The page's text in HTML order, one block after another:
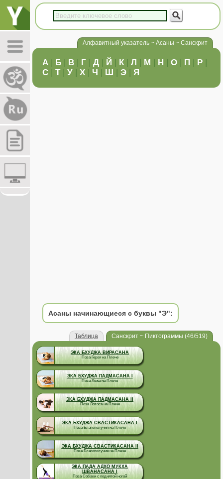
Алфавитный указатель ~ Асаны ~ Санскрит
А | Б | В | Г | Д | Й | К | Л | М | Н | О | П | Р |
С | Т| У | Х | Ч | Ш | Э | Я
Асаны начинающиеся с буквы "Э":
Таблица Санскрит ~ Пиктограммы (46/519)
ЭКА БХУДЖА ВИРАСАНА
Поза Героя на Плече
ЭКА БХУДЖА ПАДМАСАНА I
Поза Лежа на Плече
ЭКА БХУДЖА ПАДМАСАНА II
Поза Лотоса на Плече
ЭКА БХУДЖА СВАСТИКАСАНА I
Поза Благополучия на Плече
ЭКА БХУДЖА СВАСТИКАСАНА II
Поза Благополучия на Плече
ЭКА ПАДА АДХО МУКХА
ШВАНАСАНА I
Поза Собаки с поднятой ногой